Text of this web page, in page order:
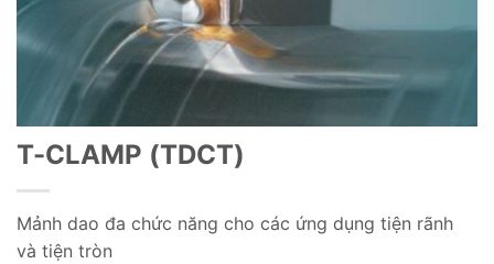
T-CLAMP (TDCT)
Mảnh dao đa chức năng cho các ứng dụng tiện rãnh
và tiện tròn